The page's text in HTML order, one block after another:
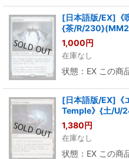
[日本語版/EX]《
{茶/R/
1,000円
在庫なし
状態：EX この商
[日本語版/EX]《
Temple》{土/U/
1,380円
在庫なし
状態：EX この商